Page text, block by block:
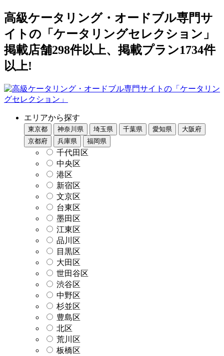
高級ケータリング・オードブル専門サ
イトの「ケータリングセレクション」
掲載店舗298件以上、掲載プラン1734件
以上!
エリアから探す
東京都 神奈川県 埼玉県 千葉県 愛知県
大阪府
京都府
兵庫県 福岡県
千代田区
中央区
港区
新宿区
文京区
台東区
墨田区
江東区
品川区
目黒区
大田区
世田谷区
渋谷区
中野区
杉並区
豊島区
北区
荒川区
板橋区